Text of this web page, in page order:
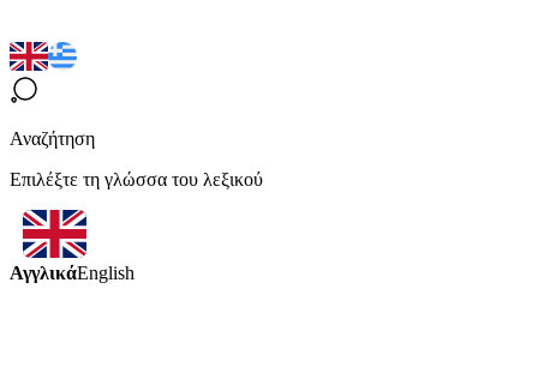
Αναζήτηση
Επιλέξτε τη γλώσσα του λεξικού
ΑγγλικάEnglish